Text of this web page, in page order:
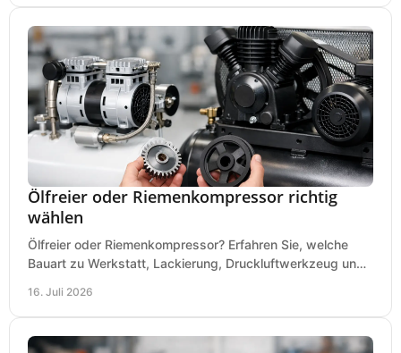
Ölfreier oder Riemenkompressor richtig
wählen
Ölfreier oder Riemenkompressor? Erfahren Sie, welche
Bauart zu Werkstatt, Lackierung, Druckluftwerkzeug und
16. Juli 2026